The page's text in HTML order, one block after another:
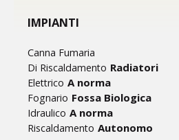
IMPIANTI
Canna Fumaria
Di Riscaldamento Radiatori
Elettrico A norma
Fognario Fossa Biologica
Idraulico A norma
Riscaldamento Autonomo